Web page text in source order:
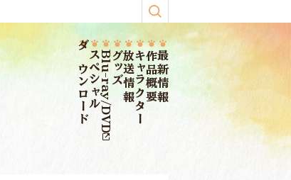
ダウンロードスペシャルBlu-ray/DVDグッズ放送情報キャラクター作品概要最新情報